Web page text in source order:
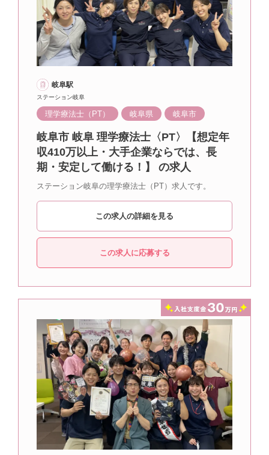
岐阜駅
ステーション岐阜
理学療法士（PT） 岐阜県 岐阜市
岐阜市 岐阜 理学療法士〈PT〉【想定年
収410万以上・大手企業ならでは、長
期・安定して働ける！】 の求人
ステーション岐阜の理学療法士（PT）求人です。
この求人の詳細を見る
この求人に応募する